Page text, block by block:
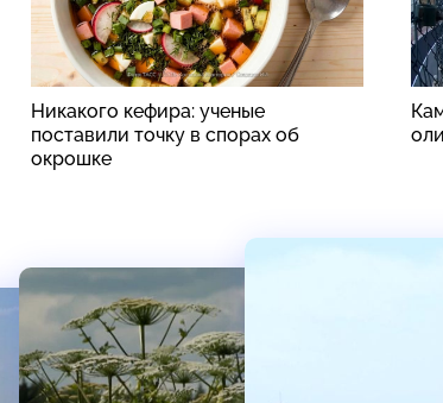
Никакого кефира: ученые
поставили точку в спорах об
окрошке